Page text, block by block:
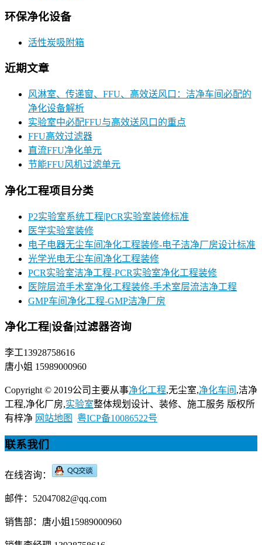
环保净化设备
活性炭吸附箱
近期文章
风淋室、传递窗、FFU、高效送风口：洁净车间必配的
净化设备解析
实验室中必配FFU与高效送风口的重点
FFU高效过滤器
直流FFU净化单元
节能FFU风机过滤单元
净化工程项目分类
P2实验室系统工程|PCR实验室装修标准
医学实验室装修
电子电器无尘车间净化工程装修-电子洁净厂房设计标准
光学光电无尘车间净化工程装修
PCR实验室洁净工程-PCR实验室净化工程装修
医院层流手术室净化工程装修-手术室层流洁净工程
GMP车间净化工程-GMP洁净厂房
净化工程|设备|过滤器咨询
李工13928758616
唐小姐 15989000960
Copyright © 2019公司主要从事净化工程,无尘室,净化车间 ,洁净
工程,净化厂房,实验室整体规划设计、装修、施工服务 版权所
有梓净 网站地图 粤ICP备10086522号
联系我们
在线咨询：
邮件：52047082@qq.com
销售部：唐小姐15989000960